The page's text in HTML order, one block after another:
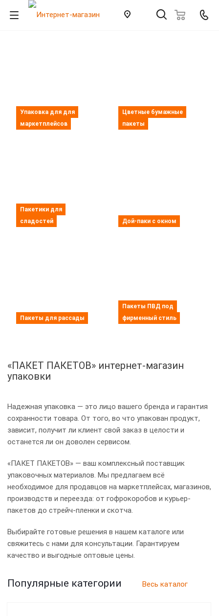
Упаковка для для
маркетплейсов
Цветные бумажные
пакеты
Пакетики для
сладостей
Дой-паки с окном
Пакеты для рассады
Пакеты ПВД под
фирменный стиль
«ПАКЕТ ПАКЕТОВ» интернет-магазин
упаковки
Надежная упаковка — это лицо вашего бренда и гарантия
сохранности товара. От того, во что упакован продукт,
зависит, получит ли клиент свой заказ в целости и
останется ли он доволен сервисом.
«ПАКЕТ ПАКЕТОВ» — ваш комплексный поставщик
упаковочных материалов. Мы предлагаем всё
необходимое для продавцов на маркетплейсах, магазинов,
производств и переезда: от гофрокоробов и курьер-
пакетов до стрейч-пленки и скотча.
Выбирайте готовые решения в нашем каталоге или
свяжитесь с нами для консультации. Гарантируем
качество и выгодные оптовые цены.
Популярные категории Весь каталог